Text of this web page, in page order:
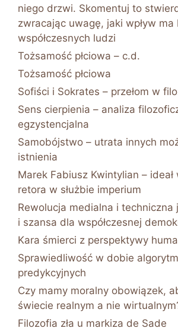
niego drzwi. Skomentuj to
zwracając uwagę, jaki wpływ ma
współczesnych ludzi
Tożsamość płciowa – c.d.
Tożsamość płciowa
Sofiści i Sokrates – przełom w
Sens cierpienia – analiza
egzystencjalna
Samobójstwo – utrata innych
istnienia
Marek Fabiusz Kwintylian –
retora w służbie imperium
Rewolucja medialna i techniczna
i szansa dla współczesnej
Kara śmierci z perspektywy
Sprawiedliwość w dobie
predykcyjnych
Czy mamy moralny obowiązek,
świecie realnym a nie
Filozofia zła u markiza de Sade